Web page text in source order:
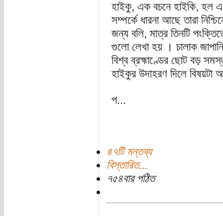
হাইকু, এক বচনে হাইকি, হল
সম্পর্কে ধারনা আছে তারা
জন্য বলি, মাত্র তিনটি
গুলো লেখা হয় । চালাক
বিশ্ব ব্রহ্মাণ্ডের ছোট বড়
হাইকুর উদাহরণ দিলে বিষয়টা
প...
৪৭টি মন্তব্য
বিস্তারিত...
৭৫৪বার পঠিত